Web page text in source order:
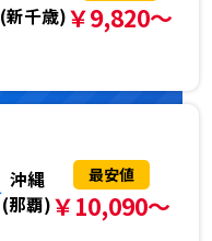
(新千歳)￥9,820～
沖縄
(那覇)
最安値
￥10,090～